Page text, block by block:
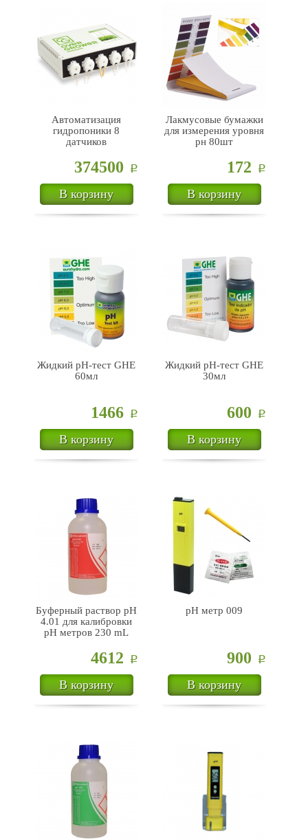
Автоматизация
гидропоники 8
датчиков
374500 Р
В корзину
Лакмусовые бумажки
для измерения уровня
рн 80шт
172 Р
В корзину
Жидкий pH-тест GHE
60мл
1466 Р
В корзину
Жидкий pH-тест GHE
30мл
600 Р
В корзину
Буферный раствор pH
4.01 для калибровки
pH метров 230 mL
4612 Р
В корзину
pH метр 009
900 Р
В корзину